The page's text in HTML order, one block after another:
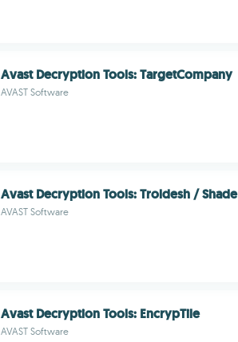
Avast Decryption Tools: TargetCompany
AVAST Software
Avast Decryption Tools: Troldesh / Shade
AVAST Software
Avast Decryption Tools: EncrypTile
AVAST Software